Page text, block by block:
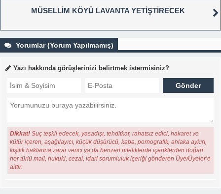
MÜSELLİM KÖYÜ LAVANTA YETİŞTİRECEK
Yorumlar (Yorum Yapılmamış)
Yazı hakkında görüşlerinizi belirtmek istermisiniz?
Dikkat! Suç teşkil edecek, yasadışı, tehditkar, rahatsız edici, hakaret ve
küfür içeren, aşağılayıcı, küçük düşürücü, kaba, pornografik, ahlaka aykırı,
kişilik haklarına zarar verici ya da benzeri niteliklerde içeriklerden doğan
her türlü mali, hukuki, cezai, idari sorumluluk içeriği gönderen Üye/Üyeler’e
aittir.